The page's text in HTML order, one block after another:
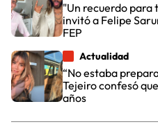
"Un recuerdo para
invitó a Felipe
FEP
Actualidad
“No estaba
Tejeiro confesó
años